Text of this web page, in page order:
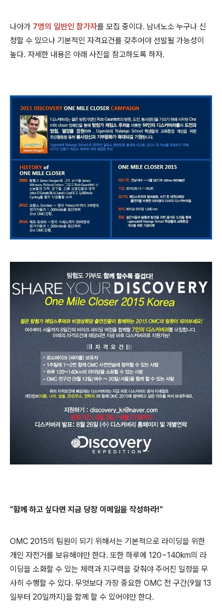
나아가 7명의 일반인 참가자를 모집 중이다. 남녀노소 누구나 신
청할 수 있으나 기본적인 자격요건를 갖추어야 선발될 가능성이
높다. 자세한 내용은 아래 사진을 참고하도록 하자.
"함께 하고 싶다면 지금 당장 이메일을 작성하라!"
OMC 2015의 팀원이 되기 위해서는 기본적으로 라이딩을 위한
개인 자전거를 보유해야만 한다. 또한 하루에 120~140km의 라
이딩을 소화할 수 있는 체력과 지구력을 갖춰야 주어진 일정을 무
사히 수행할 수 있다. 무엇보다 가장 중요한 OMC 전 구간(9월 13
일부터 20일까지)을 함께 할 수 있어야만 한다.